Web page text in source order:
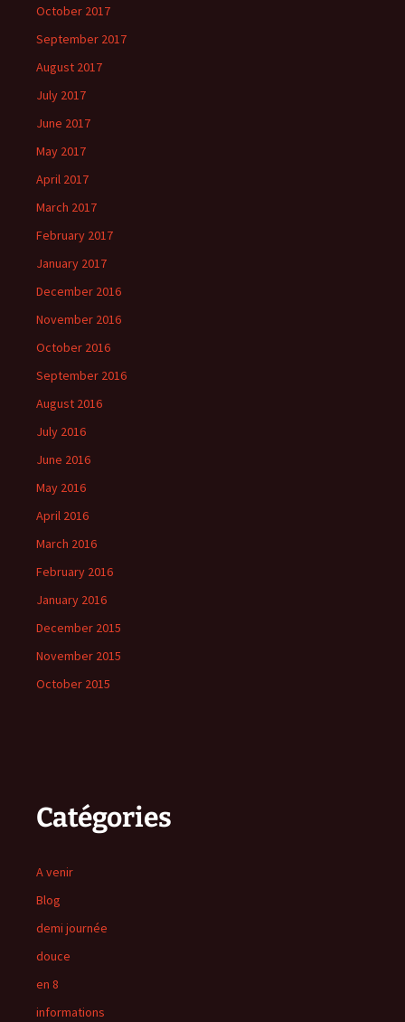
October 2017
September 2017
August 2017
July 2017
June 2017
May 2017
April 2017
March 2017
February 2017
January 2017
December 2016
November 2016
October 2016
September 2016
August 2016
July 2016
June 2016
May 2016
April 2016
March 2016
February 2016
January 2016
December 2015
November 2015
October 2015
Catégories
A venir
Blog
demi journée
douce
en 8
informations